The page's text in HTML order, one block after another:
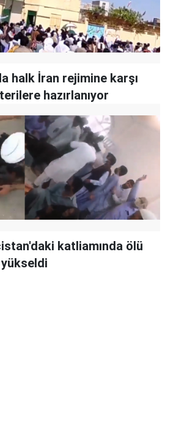
halk İran rejimine karşı
hazırlanıyor
katliamında ölü
yükseldi